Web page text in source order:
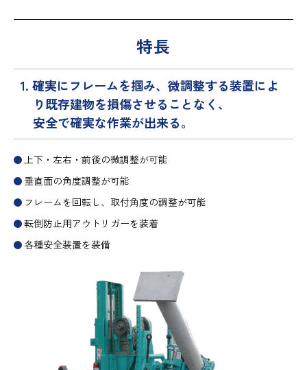
特長
1. 確実にフレームを掴み、微調整する装置によ
り既存建物を損傷させることなく、
安全で確実な作業が出来る。
上下・左右・前後の微調整が可能
垂直面の角度調整が可能
フレームを回転し、取付角度の調整が可能
転倒防止用アウトリガーを装着
各種安全装置を装備